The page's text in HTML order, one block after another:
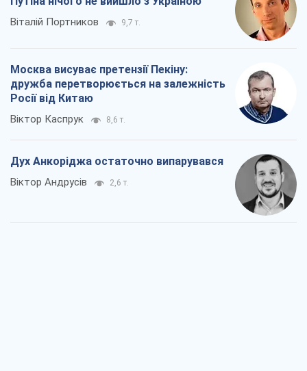
Віталій Портников 9,7 т.
Москва висуває претензії Пекіну:
дружба перетворюється на залежність
Росії від Китаю
Віктор Каспрук 8,6 т.
Дух Анкоріджа остаточно випарувався
Віктор Андрусів 2,6 т.